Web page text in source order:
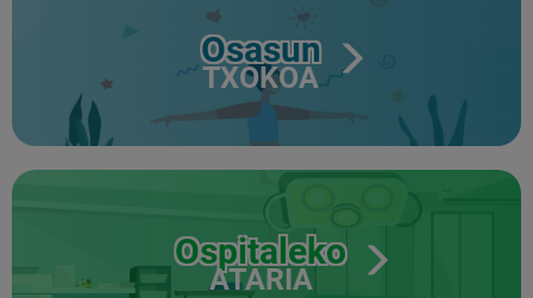
Osasun
TXOKOA
Ospitaleko
ATARIA